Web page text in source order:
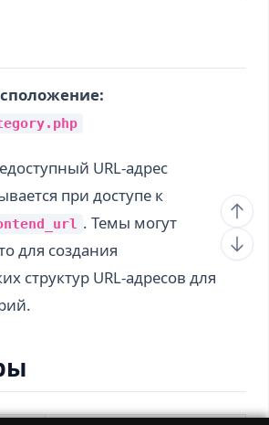
URL-адрес
при доступе к
. Темы могут
для создания
структур URL-адресов для